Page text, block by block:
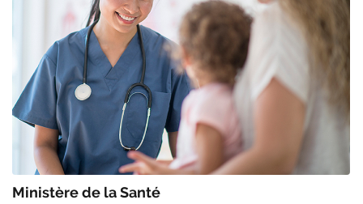
Ministère de la Santé